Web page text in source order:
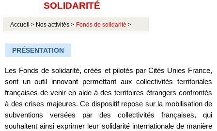
SOLIDARITÉ
Accueil > Nos activités > Fonds de solidarité >
PRÉSENTATION
Les Fonds de solidarité, créés et pilotés par Cités Unies France,
sont un outil innovant permettant aux collectivités territoriales
françaises de venir en aide à des territoires étrangers confrontés
à des crises majeures. Ce dispositif repose sur la mobilisation de
subventions versées par des collectivités françaises, qui
souhaitent ainsi exprimer leur solidarité internationale de manière